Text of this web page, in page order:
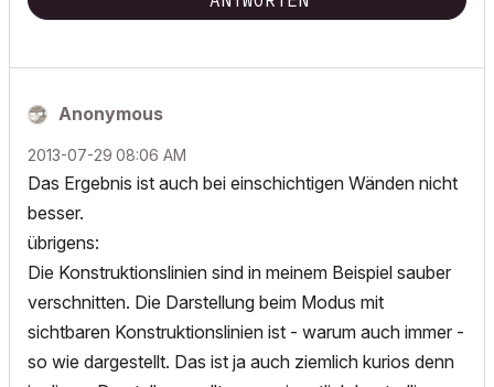
Anonymous
‎2013-07-29 08:06 AM
Das Ergebnis ist auch bei einschichtigen Wänden nicht
besser.
übrigens:
Die Konstruktionslinien sind in meinem Beispiel sauber
verschnitten. Die Darstellung beim Modus mit
sichtbaren Konstruktionslinien ist - warum auch immer -
so wie dargestellt. Das ist ja auch ziemlich kurios denn